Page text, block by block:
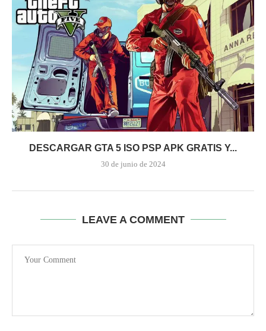
DESCARGAR GTA 5 ISO PSP APK GRATIS Y...
30 de junio de 2024
LEAVE A COMMENT